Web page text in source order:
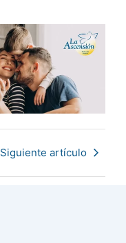
Siguiente artículo